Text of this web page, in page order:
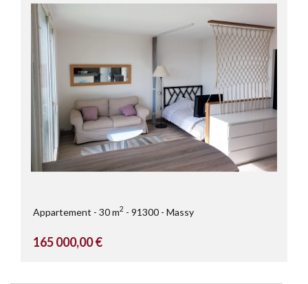
Appartement 30 m2 91300 Massy
165 000,00 €